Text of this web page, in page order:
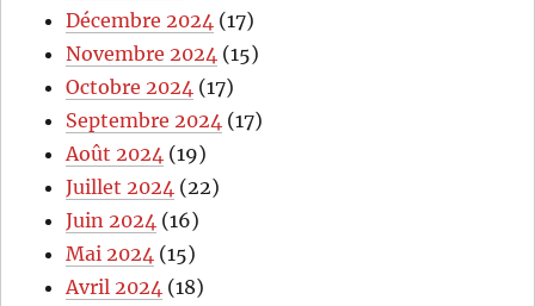
Décembre 2024 (17)
Novembre 2024 (15)
Octobre 2024 (17)
Septembre 2024 (17)
Août 2024 (19)
Juillet 2024 (22)
Juin 2024 (16)
Mai 2024 (15)
Avril 2024 (18)